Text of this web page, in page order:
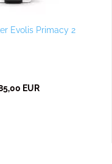
Evolis Primacy 2
EUR